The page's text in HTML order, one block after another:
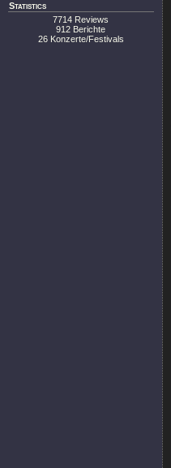
Statistics
7714 Reviews
912 Berichte
26 Konzerte/Festivals